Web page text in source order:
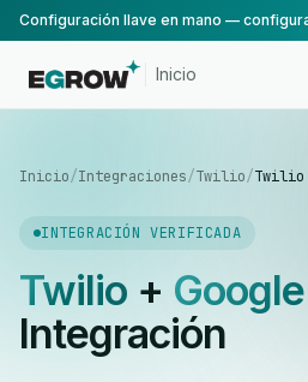
Inicio
Inicio/Integraciones/Twilio/Twilio
INTEGRACIÓN VERIFICADA
Twilio+
Integración